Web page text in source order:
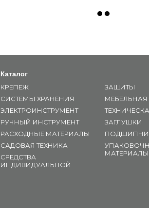
Каталог
КРЕПЕЖ
СИСТЕМЫ ХРАНЕНИЯ
ЭЛЕКТРОИНСТРУМЕНТ
РУЧНЫЙ ИНСТРУМЕНТ
РАСХОДНЫЕ МАТЕРИАЛЫ
САДОВАЯ ТЕХНИКА
СРЕДСТВА
ИНДИВИДУАЛЬНОЙ
ЗАЩИТЫ
МЕБЕЛЬНАЯ
ЗАГЛУШКИ
МАТЕРИАЛЫ